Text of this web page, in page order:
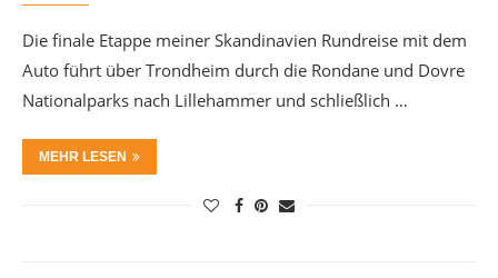
Die finale Etappe meiner Skandinavien Rundreise mit dem
Auto führt über Trondheim durch die Rondane und Dovre
Nationalparks nach Lillehammer und schließlich …
MEHR LESEN